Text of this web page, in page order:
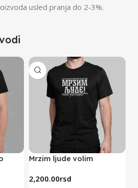
usled pranja do 2-3%.
Mrzim ljude volim
2,200.00rsd